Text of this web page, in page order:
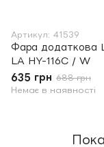
Артикул: 41539
Фара додаткова
LA HY-116C / W
635 грн 688 грн
Немає в наявності